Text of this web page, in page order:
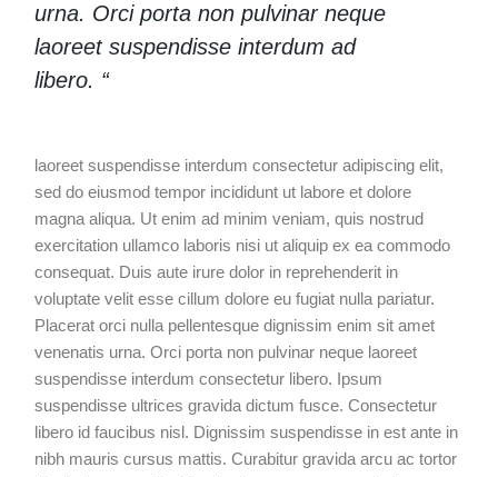
urna. Orci porta non pulvinar neque
laoreet suspendisse interdum ad
libero. “
laoreet suspendisse interdum consectetur adipiscing elit,
sed do eiusmod tempor incididunt ut labore et dolore
magna aliqua. Ut enim ad minim veniam, quis nostrud
exercitation ullamco laboris nisi ut aliquip ex ea commodo
consequat. Duis aute irure dolor in reprehenderit in
voluptate velit esse cillum dolore eu fugiat nulla pariatur.
Placerat orci nulla pellentesque dignissim enim sit amet
venenatis urna. Orci porta non pulvinar neque laoreet
suspendisse interdum consectetur libero. Ipsum
suspendisse ultrices gravida dictum fusce. Consectetur
libero id faucibus nisl. Dignissim suspendisse in est ante in
nibh mauris cursus mattis. Curabitur gravida arcu ac tortor